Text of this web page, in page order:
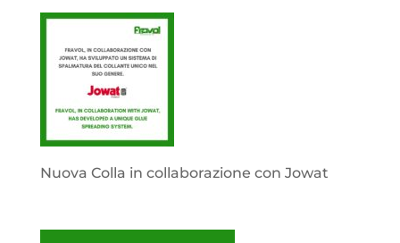
Nuova Colla in collaborazione con Jowat